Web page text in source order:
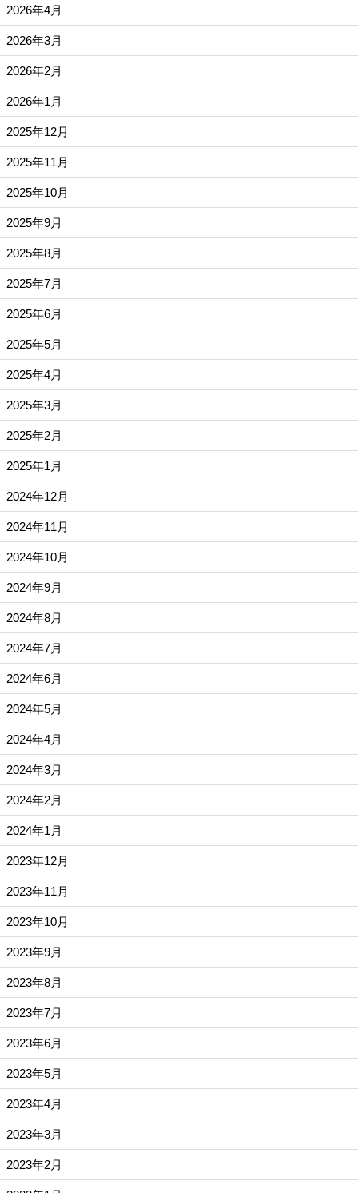
2026年4月
2026年3月
2026年2月
2026年1月
2025年12月
2025年11月
2025年10月
2025年9月
2025年8月
2025年7月
2025年6月
2025年5月
2025年4月
2025年3月
2025年2月
2025年1月
2024年12月
2024年11月
2024年10月
2024年9月
2024年8月
2024年7月
2024年6月
2024年5月
2024年4月
2024年3月
2024年2月
2024年1月
2023年12月
2023年11月
2023年10月
2023年9月
2023年8月
2023年7月
2023年6月
2023年5月
2023年4月
2023年3月
2023年2月